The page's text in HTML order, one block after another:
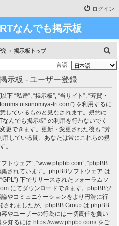
ログイン
なんでも掲示板
究 掲示板トップ
索
言語:
示板 - ユーザー登録
“私達”, “掲示板”, “当サイト”, “芳賀・
lrt.com”) を利用するに
しているものと見なされます。規約に
んでも掲示板” の利用を行わないでく
更できます。更新・変更された後も “芳
用している間、あなたは常にこれらの規
。
トウェア”, “www.phpbb.com”, “phpBB
築されています。phpBBソフトウェア は
下でリリースされたフォーラムソ
にてダウンロードできます。phpBBソ
やコミュニケーションをより円滑に行
されましたが、phpBB Group は phpBB
やユーザーの行為には一切責任を負い
を知るには https://www.phpbb.com/をご